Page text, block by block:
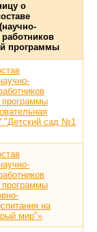
о
работников
программы
программы
сад №1
программы
на
мир"»